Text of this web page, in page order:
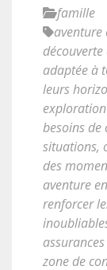
famille
adaptée à
leurs
besoins de
situations,
des
aventure
renforcer
zone de